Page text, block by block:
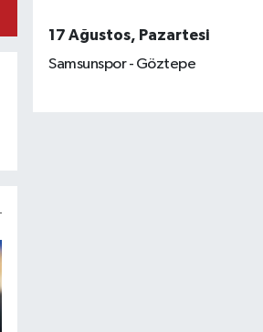
17 Ağustos, Pazartesi
Samsunspor - Göztepe